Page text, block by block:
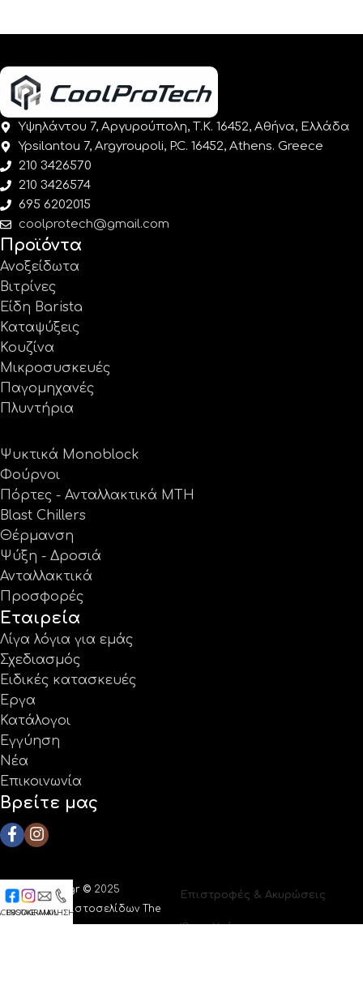
Υψηλάντου 7, Αργυρούπολη, Τ.Κ. 16452, Αθήνα, Ελλάδα
Ypsilantou 7, Argyroupoli, P.C. 16452, Athens. Greece
210 3426570
210 3426574
695 6202015
coolprotech@gmail.com
Προϊόντα
Ανοξείδωτα
Βιτρίνες
Είδη Barista
Καταψύξεις
Κουζίνα
Μικροσυσκευές
Παγομηχανές
Πλυντήρια
Ψυκτικά Monoblock
Φούρνοι
Πόρτες - Ανταλλακτικά MTH
Blast Chillers
Θέρμανση
Ψύξη - Δροσιά
Ανταλλακτικά
Προσφορές
Εταιρεία
Λίγα λόγια για εμάς
Σχεδιασμός
Ειδικές κατασκευές
Έργα
Κατάλογοι
Εγγύηση
Νέα
Επικοινωνία
Βρείτε μας
Coolprotech.gr © 2025
|Κατασκευή ιστοσελίδων The
Επιστροφές & Ακυρώσεις
Όροι Χρήσης
INSTAGRAM
E-MAILΚΛΗΣΗ